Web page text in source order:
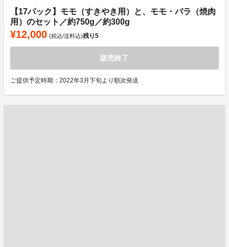
【17パック】モモ（すきやき用）と、モモ・バラ（焼肉
用）のセット／約750g／約300g
¥12,000 (税込/送料込)残り5
販売終了
ご提供予定時期：2022年3月下旬より順次発送